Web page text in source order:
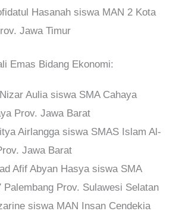
Hasanah siswa MAN 2 Kota
Jawa Timur
Emas Bidang Ekonomi:
Aulia siswa SMA Cahaya
Prov. Jawa Barat
Airlangga siswa SMAS Islam Al-
Jawa Barat
Afif Abyan Hasya siswa SMA
Palembang Prov. Sulawesi Selatan
siswa MAN Insan Cendekia